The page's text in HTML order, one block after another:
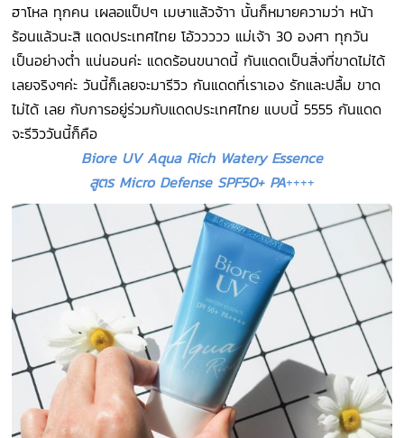
ฮาโหล ทุกคน เผลอแป็ปๆ เมษาแล้วจ้าา นั้นก็หมายความว่า หน้า
ร้อนแล้วนะสิ แดดประเทศไทย โอ้ววววว แม่เจ้า 30 องศา ทุกวัน
เป็นอย่างต่ำ แน่นอนค่ะ แดดร้อนขนาดนี้ กันแดดเป็นสิ่งที่ขาดไม่ได้
เลยจริงๆค่ะ วันนี้ก็เลยจะมารีวิว กันแดดที่เราเอง รักและปลื้ม ขาด
ไม่ได้ เลย กับการอยู่ร่วมกับแดดประเทศไทย แบบนี้ 5555 กันแดด
จะรีวิววันนี้ก็คือ
Biore UV Aqua Rich Watery Essence
สูตร Micro Defense SPF50+ PA++++